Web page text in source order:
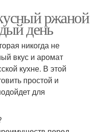
ржаной
день
никогда не
вкус и аромат
кухне. В этой
простой и
для